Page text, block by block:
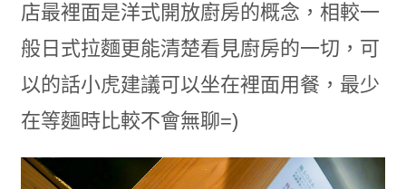
店最裡面是洋式開放廚房的概念，相較一
般日式拉麵更能清楚看見廚房的一切，可
以的話小虎建議可以坐在裡面用餐，最少
在等麵時比較不會無聊=)